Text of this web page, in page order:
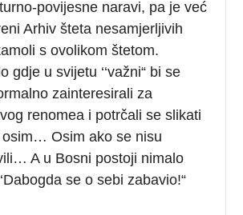
povijesne naravi, pa je već
Arhiv šteta nesamjerljivih
s ovolikom štetom.
gdje u svijetu ‘‘važni“ bi se
zainteresirali za
renomea i potrčali se slikati
osim… Osim ako se nisu
A u Bosni postoji nimalo
se o sebi zabavio!“